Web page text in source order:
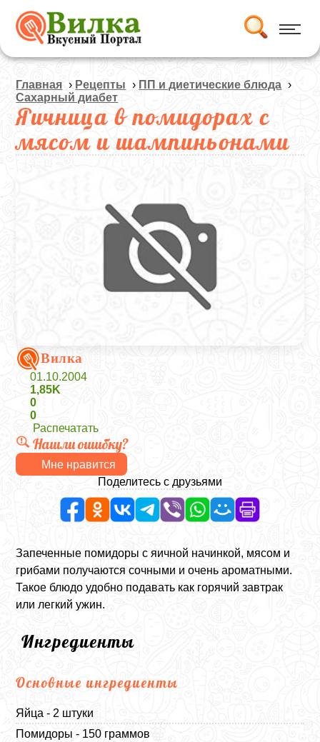
Главная › Рецепты › ПП и диетические блюда ›
Сахарный диабет
Яичница в помидорах с
мясом и шампиньонами
Вилка
01.10.2004
1,85K
0
0
Распечатать
Нашли ошибку?
Мне нравится
Поделитесь с друзьями
Запеченные помидоры с яичной начинкой, мясом и
грибами получаются сочными и очень ароматными.
Такое блюдо удобно подавать как горячий завтрак
или легкий ужин.
Ингредиенты
Основные ингредиенты
Яйца - 2 штуки
Помидоры - 150 граммов